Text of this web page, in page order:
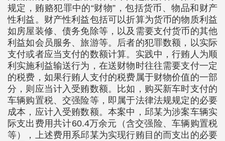
规定，贿赂犯罪中的“财物”，包括货币、物品和财产
性利益。财产性利益包括可以折算为货币的物质利益
如房屋装修、债务免除等，以及需要支付货币的其他
利益如会员服务、旅游等。后者的犯罪数额，以实际
支付或者应当支付的数额计算。实践中，行贿人为顺
利实施利益输送行为，在送财物时往往需要支付一定
的税费，如果行贿人支付的税费属于财物价值的一部
分，则应当计入受贿数额。比如，购买新车时支付的
车辆购置税、交强险等，即属于法律法规规定的必要
成本，应计入受贿数额。本案中，邱某为涉案车辆实
际支出费用共计60.4万余元（含交强险、车辆购置税
等），上述费用系邱某为实现行贿目的而支出的必要